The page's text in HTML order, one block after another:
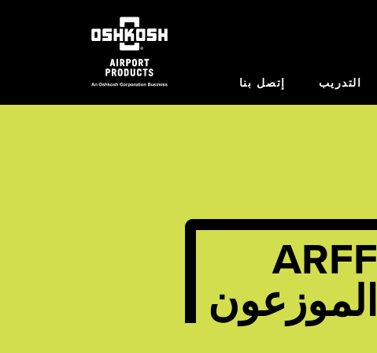
التدريب إتصل بنا
ARFF
الموزعون